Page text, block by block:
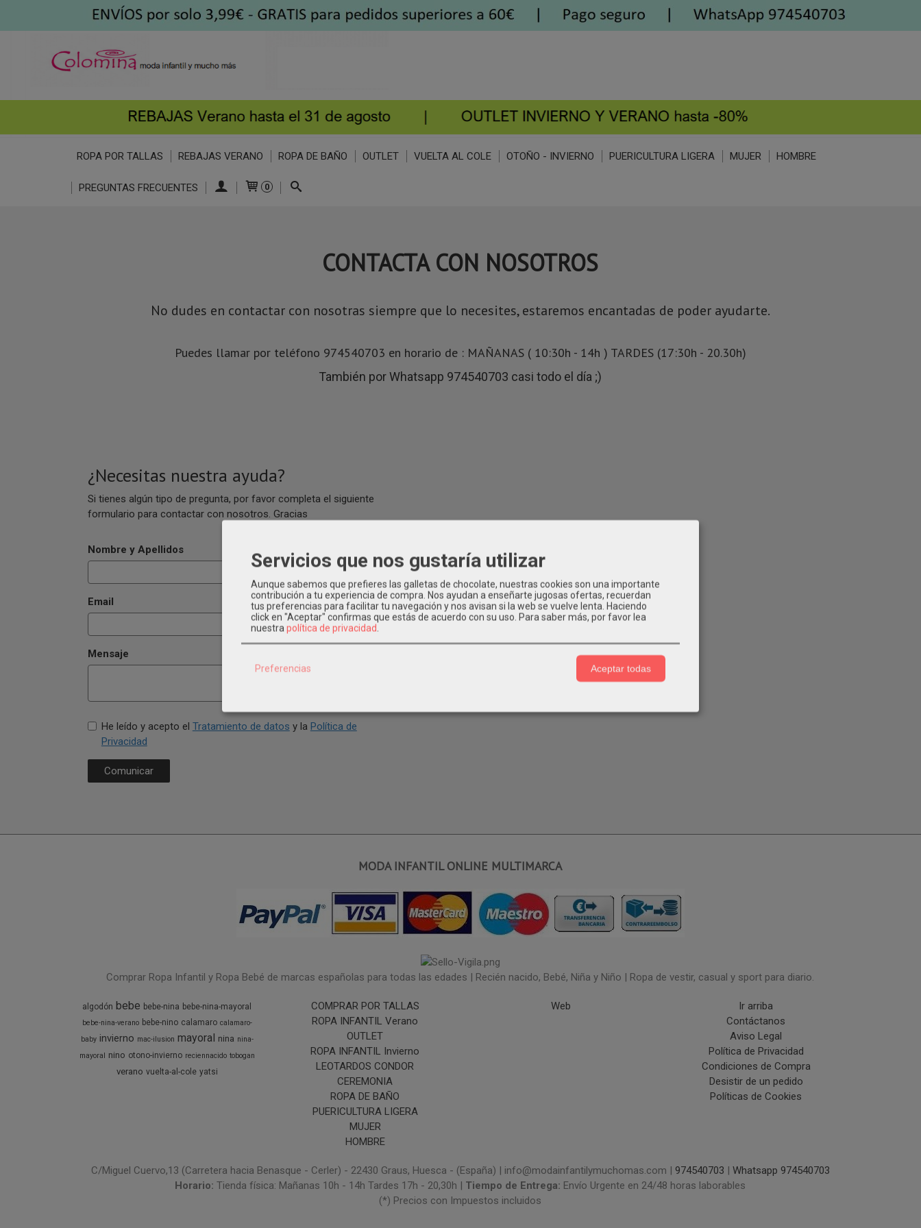
ROPA POR TALLAS REBAJAS VERANO ROPA DE BAÑO OUTLET VUELTA AL COLE OTOÑO - INVIERNO PUERICULTURA LIGERA MUJER HOMBRE
PREGUNTAS FRECUENTES 0
CONTACTA CON NOSOTROS
No dudes en contactar con nosotras siempre que lo necesites, estaremos encantadas de poder ayudarte.
Puedes llamar por teléfono 974540703 en horario de : MAÑANAS ( 10:30h - 14h ) TARDES (17:30h - 20.30h)
También por Whatsapp 974540703 casi todo el día ;)
¿Necesitas nuestra ayuda?
Si tienes algún tipo de pregunta, por favor completa el siguiente
formulario para contactar con nosotros. Gracias
Nombre y Apellidos
Email
Mensaje
He leído y acepto el Tratamiento de datos y la Política de
Privacidad
MODA INFANTIL ONLINE MULTIMARCA
Comprar Ropa Infantil y Ropa Bebé de marcas españolas para todas las edades | Recién nacido, Bebé, Niña y Niño | Ropa de vestir, casual y sport para diario.
algodón bebe bebe-nina bebe-nina-mayoral
bebe-nina-verano bebe-nino calamaro calamaro-
baby invierno mac-ilusion mayoral nina nina-
mayoral
nino otono-invierno reciennacido tobogan
verano vuelta-al-cole yatsi
COMPRAR POR TALLAS
ROPA INFANTIL Verano
OUTLET
ROPA INFANTIL Invierno
LEOTARDOS CONDOR
CEREMONIA
ROPA DE BAÑO
PUERICULTURA LIGERA
MUJER
HOMBRE
Web
Ir arriba
Contáctanos
Aviso Legal
Política de Privacidad
Condiciones de Compra
Desistir de un pedido
Políticas de Cookies
C/Miguel Cuervo,13 (Carretera hacia Benasque - Cerler) - 22430 Graus, Huesca - (España) | info@modainfantilymuchomas.com | 974540703 | Whatsapp 974540703
Horario:Tienda física: Mañanas 10h - 14h Tardes 17h - 20,30h | Tiempo de Entrega: Envío Urgente en 24/48 horas laborables
(*) Precios con Impuestos incluidos
Servicios que nos gustaría utilizar
Aunque sabemos que prefieres las galletas de chocolate, nuestras cookies son una importante
contribución a tu experiencia de compra. Nos ayudan a enseñarte jugosas ofertas, recuerdan
tus preferencias para facilitar tu navegación y nos avisan si la web se vuelve lenta. Haciendo
click en "Aceptar" confirmas que estás de acuerdo con su uso. Para saber más, por favor lea
nuestra política de privacidad
Preferencias Aceptar todas